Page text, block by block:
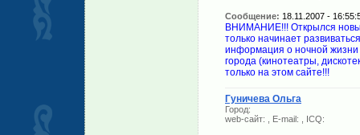
Сообщение: 18.11.2007 -
ВНИМАНИЕ!!! Открылся
только начинает
информация о ночной жизни
города (кинотеатры,
только на этом сайте!!!
Гуничева Ольга
Город:
web-сайт:
, E-mail: , ICQ: